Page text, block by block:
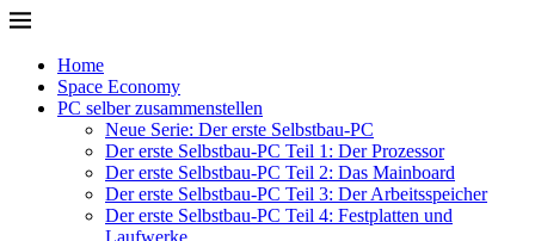
Home
Space Economy
PC selber zusammenstellen
Neue Serie: Der erste Selbstbau-PC
Der erste Selbstbau-PC Teil 1: Der Prozessor
Der erste Selbstbau-PC Teil 2: Das Mainboard
Der erste Selbstbau-PC Teil 3: Der Arbeitsspeicher
Der erste Selbstbau-PC Teil 4: Festplatten und
Laufwerke